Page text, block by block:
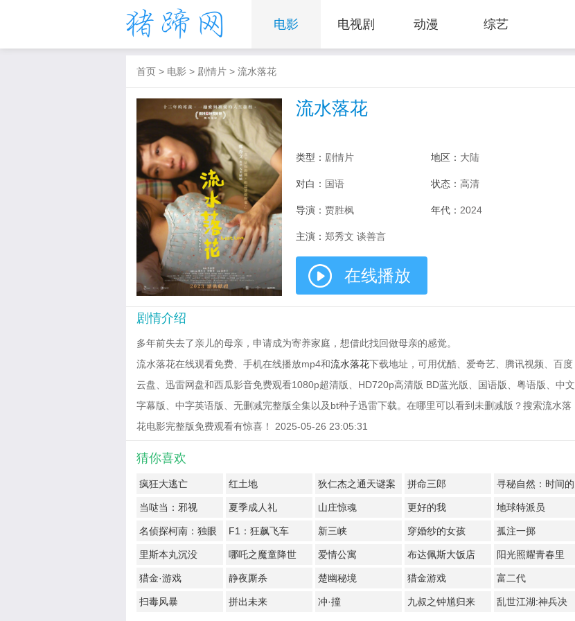
电影 电视剧 动漫 综艺
首页 > 电影 > 剧情片 > 流水落花
流水落花
类型： 剧情片 地区： 大陆
对白： 国语 状态： 高清
导演： 贾胜枫 年代： 2024
主演： 郑秀文 谈善言
在线播放
剧情介绍
多年前失去了亲儿的母亲，申请成为寄养家庭，想借此找回做母亲的感觉。
流水落花在线观看免费、手机在线播放mp4和流水落花下载地址，可用优酷、爱奇艺、腾讯视频、百度
云盘、迅雷网盘和西瓜影音免费观看1080p超清版、HD720p高清版 BD蓝光版、国语版、粤语版、中文
字幕版、中字英语版、无删减完整版全集以及bt种子迅雷下载。在哪里可以看到未删减版？搜索流水落
花电影完整版免费观看有惊喜！ 2025-05-26 23:05:31
猜你喜欢
疯狂大逃亡 红土地 狄仁杰之通天谜案 拼命三郎
寻秘自然：时间的
形状
当哒当：邪视 夏季成人礼 山庄惊魂 更好的我 地球特派员
名侦探柯南：独眼
的残像
F1：狂飙飞车 新三峡 穿婚纱的女孩 孤注一掷
里斯本丸沉没 哪吒之魔童降世 爱情公寓 布达佩斯大饭店 阳光照耀青春里
猎金·游戏 静夜厮杀 楚幽秘境 猎金游戏 富二代
扫毒风暴 拼出未来 冲·撞 九叔之钟馗归来 乱世江湖:神兵决